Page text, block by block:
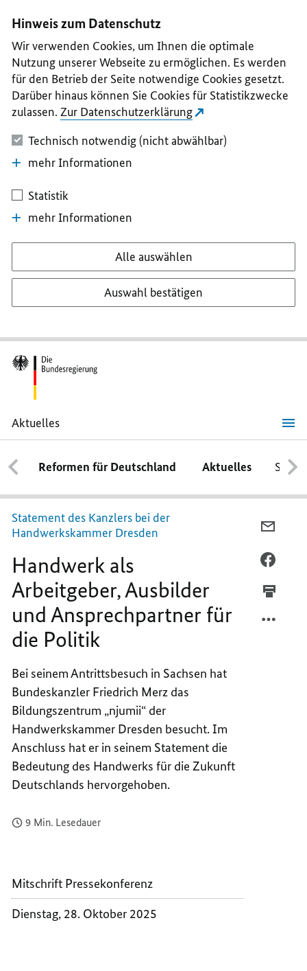
II
III
IV
V
Hinweis zum Datenschutz
Wir verwenden Cookies, um Ihnen die optimale
Nutzung unserer Webseite zu ermöglichen. Es werden
für den Betrieb der Seite notwendige Cookies gesetzt.
Darüber hinaus können Sie Cookies für Statistikzwecke
zulassen. Zur Datenschutzerklärung
Technisch notwendig (nicht abwählbar)
mehr Informationen
Statistik
mehr Informationen
Alle auswählen
Auswahl bestätigen
Aktuelles
Handwerk
als
Arbeitgeber,
Ausbilder
und
Ansprechpartner
für
die
Politik
Reformen für Deutschland Aktuelles
Statement des Kanzlers bei der
Handwerkskammer Dresden
Handwerk als
Arbeitgeber, Ausbilder
und Ansprechpartner für
die Politik
Bei seinem Antrittsbesuch in Sachsen hat
Bundeskanzler Friedrich Merz das
Bildungszentrum „njumii“ der
Handwerkskammer Dresden besucht. Im
Anschluss hat er in seinem Statement die
Bedeutung des Handwerks für die Zukunft
Deutschlands hervorgehoben.
9 Min. Lesedauer
Mitschrift Pressekonferenz
Dienstag, 28. Oktober 2025